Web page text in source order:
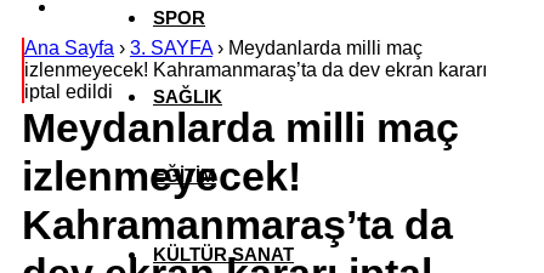
SPOR
SAĞLIK
EĞİTİM
KÜLTÜR SANAT
Ana Sayfa › 3. SAYFA› Meydanlarda milli maç
izlenmeyecek! Kahramanmaraş’ta da dev ekran kararı
iptal edildi
Meydanlarda milli maç
izlenmeyecek!
Kahramanmaraş’ta da